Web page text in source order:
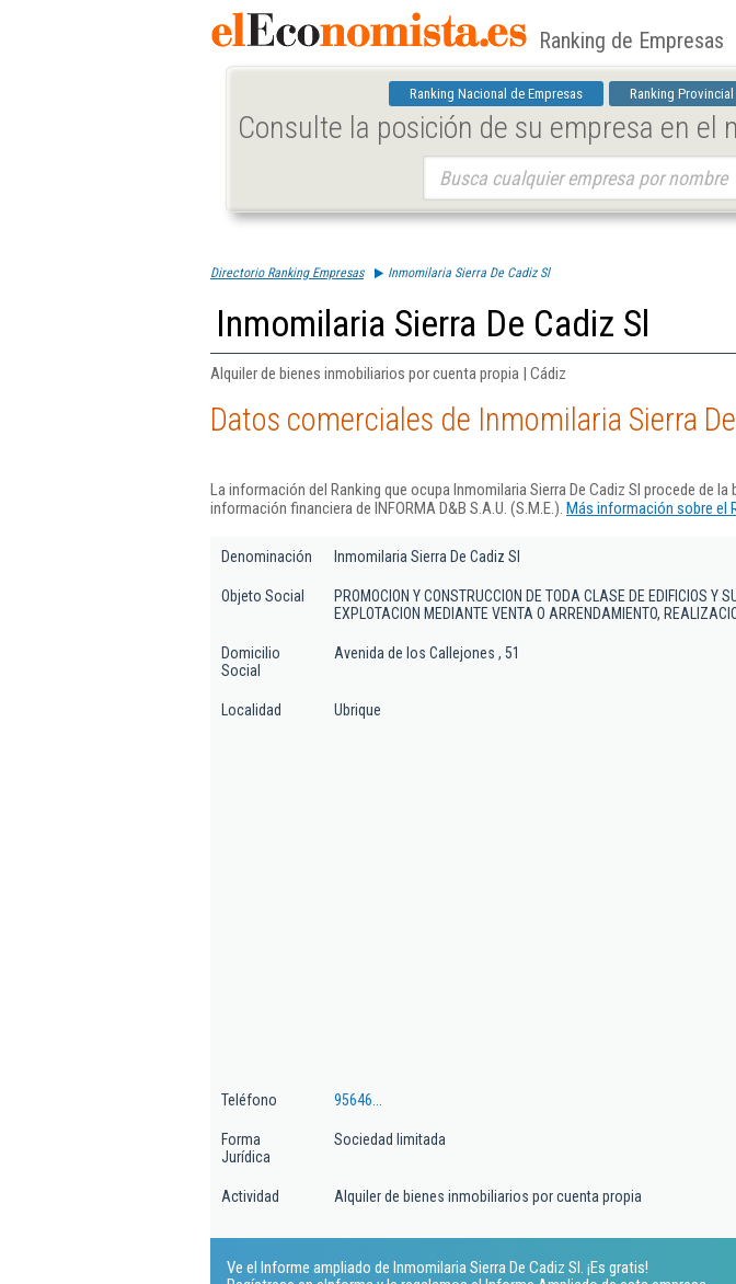
Ranking de Empresas
Ranking Nacional de Empresas Ranking
Consulte la posición de su empresa en el
Directorio Ranking Empresas Inmomilaria Sierra De Cadiz Sl
Inmomilaria Sierra De Cadiz Sl
Alquiler de bienes inmobiliarios por cuenta propia | Cádiz
Datos comerciales de Inmomilaria Sierra
La información del Ranking que ocupa Inmomilaria Sierra De Cadiz Sl procede de la
información financiera de INFORMA D&B S.A.U. (S.M.E.). Más información sobre el
Denominación Inmomilaria Sierra De Cadiz Sl
Objeto Social
PROMOCION Y CONSTRUCCION DE TODA CLASE DE EDIFICIOS Y
EXPLOTACION MEDIANTE VENTA O ARRENDAMIENTO,
Domicilio
Social
Avenida de los Callejones , 51
Localidad Ubrique
Teléfono 95646...
Forma
Jurídica
Sociedad limitada
Actividad Alquiler de bienes inmobiliarios por cuenta propia
Ve el Informe ampliado de Inmomilaria Sierra De Cadiz Sl. ¡Es gratis!